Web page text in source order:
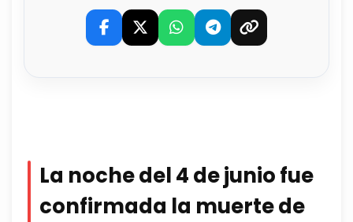
La noche del 4 de junio fue
confirmada la muerte de